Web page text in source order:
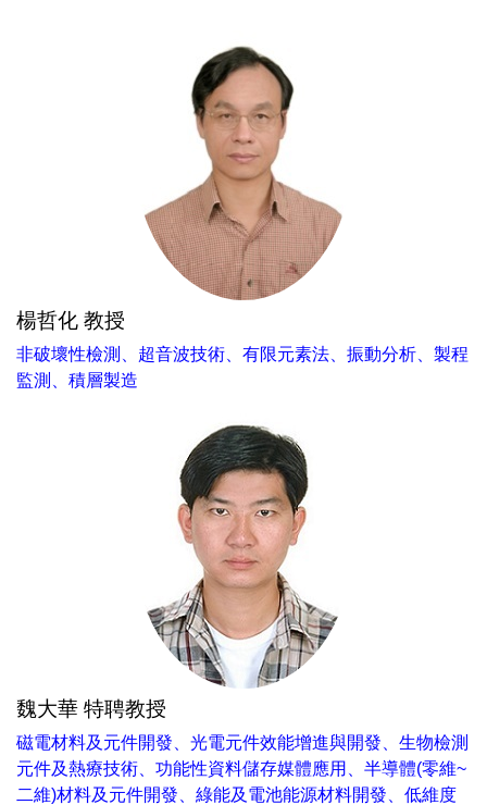
楊哲化 教授
非破壞性檢測、超音波技術、有限元素法、振動分析、製程
監測、積層製造
魏大華 特聘教授
磁電材料及元件開發、光電元件效能增進與開發、生物檢測
元件及熱療技術、功能性資料儲存媒體應用、半導體(零維~
二維)材料及元件開發、綠能及電池能源材料開發、低維度